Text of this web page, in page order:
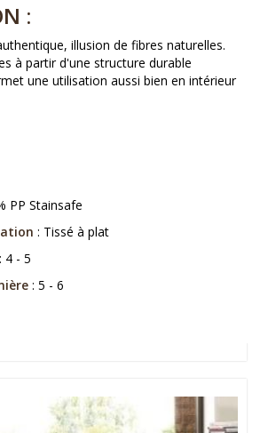
:
illusion de fibres naturelles.
à partir d'une structure durable
une utilisation aussi bien en intérieur
PP Stainsafe
: Tissé à plat
: 4 - 5
: 5 - 6